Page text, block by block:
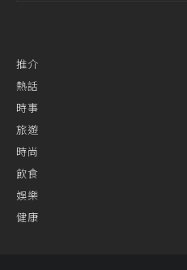
推介
熱話
時事
旅遊
時尚
飲食
娛樂
健康